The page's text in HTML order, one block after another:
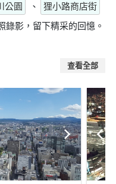
公園 、
狸小路商店街
錄影，留下精采的回憶。
查看全部